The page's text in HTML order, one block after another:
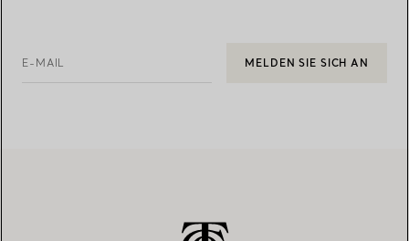
E-MAIL MELDEN SIE SICH AN